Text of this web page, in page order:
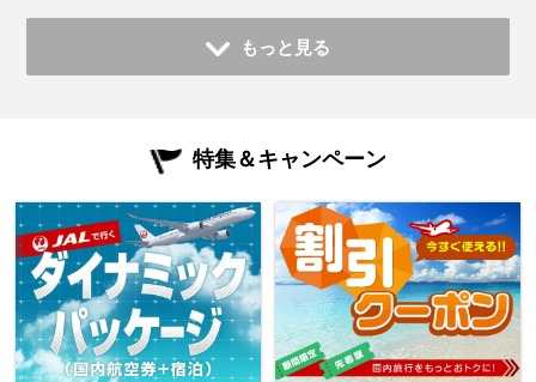
もっと見る
特集＆キャンペーン